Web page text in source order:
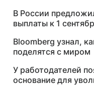
В России
выплаты к 1
Bloomberg узнал,
поделятся с миром
У работодателей
основание для